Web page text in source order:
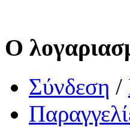
Ο
Σύνδεση /